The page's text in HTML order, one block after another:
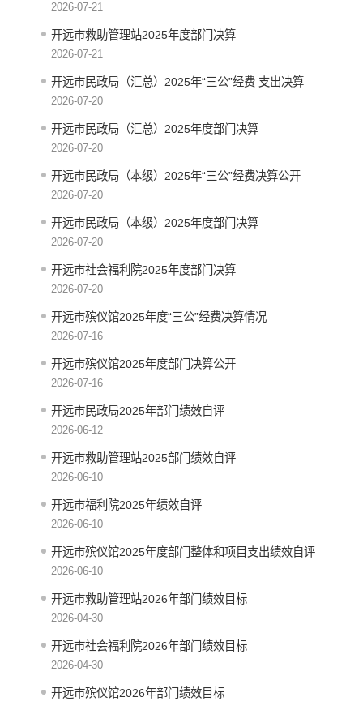
中共开远市委宣传部
中共开远市委统一战线工作部
中国共产党开远市委员会社会工作部
中共开远市直属机关工作委员会
中国共产党开远市委员会党校
开远市工业商务和信息化局
开远市民族宗教事务局
开远市公安局
开远市公安局交通管理大队
开远市民政局
开远市司法局
开远市财政局
开远市自然资源局
开远市交通运输局
开远市农业农村局
开远市林业和草原局
开远市水务局
开远市文化和旅游局
开远市卫生健康局
开远市统计局
开远市信访局
开远市政务服务管理局
开远市供销合作社联合社
开远市地震局
2026-07-21
开远市救助管理站2025年度部门决算
2026-07-21
开远市民政局（汇总）2025年“三公”经费 支出决算
2026-07-20
开远市民政局（汇总）2025年度部门决算
2026-07-20
开远市民政局（本级）2025年“三公”经费决算公开
2026-07-20
开远市民政局（本级）2025年度部门决算
2026-07-20
开远市社会福利院2025年度部门决算
2026-07-20
开远市殡仪馆2025年度“三公”经费决算情况
2026-07-16
开远市殡仪馆2025年度部门决算公开
2026-07-16
开远市民政局2025年部门绩效自评
2026-06-12
开远市救助管理站2025部门绩效自评
2026-06-10
开远市福利院2025年绩效自评
2026-06-10
开远市殡仪馆2025年度部门整体和项目支出绩效自评
2026-06-10
开远市救助管理站2026年部门绩效目标
2026-04-30
开远市社会福利院2026年部门绩效目标
2026-04-30
开远市殡仪馆2026年部门绩效目标